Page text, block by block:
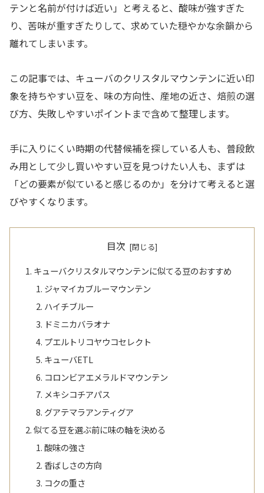
テンと名前が付けば近い」と考えると、酸味が強すぎた
り、苦味が重すぎたりして、求めていた穏やかな余韻から
離れてしまいます。
この記事では、キューバのクリスタルマウンテンに近い印
象を持ちやすい豆を、味の方向性、産地の近さ、焙煎の選
び方、失敗しやすいポイントまで含めて整理します。
手に入りにくい時期の代替候補を探している人も、普段飲
み用として少し買いやすい豆を見つけたい人も、まずは
「どの要素が似ていると感じるのか」を分けて考えると選
びやすくなります。
目次
キューバクリスタルマウンテンに似てる豆のおすすめ
ジャマイカブルーマウンテン
ハイチブルー
ドミニカバラオナ
プエルトリコヤウコセレクト
キューバETL
コロンビアエメラルドマウンテン
メキシコチアパス
グアテマラアンティグア
似てる豆を選ぶ前に味の軸を決める
酸味の強さ
香ばしさの方向
コクの重さ